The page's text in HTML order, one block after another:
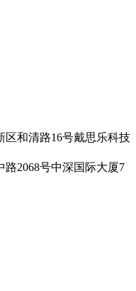
区和清路16号戴思乐科技
2068号中深国际大厦7